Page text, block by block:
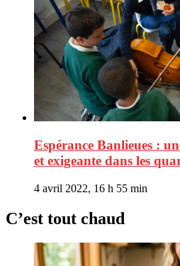
Espérance Banlieues :
et exigeante dans les
4 avril 2022, 16 h 55 min
C’est tout chaud